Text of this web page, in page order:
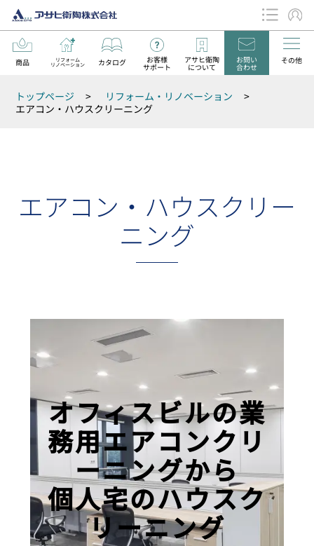
商品 リフォーム
リノベーション カタログ お客様
サポート
アサヒ衛陶
について
お問い
合わせ
その他
データダウンロード
トップページ > リフォーム・リノベーション
>
エアコン・ハウスクリーニング
エアコン・ハウスクリー
ニング
オフィスビルの業
務用エアコンクリ
ーニングから
個人宅のハウスク
リーニング